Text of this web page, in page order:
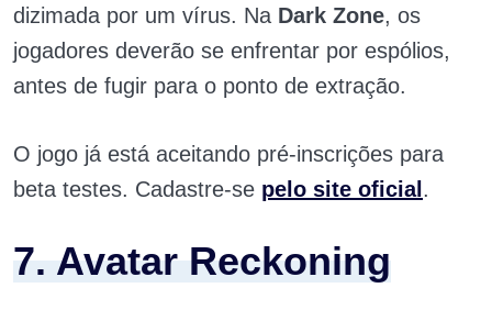
dizimada por um vírus. Na Dark Zone, os
jogadores deverão se enfrentar por espólios,
antes de fugir para o ponto de extração.
O jogo já está aceitando pré-inscrições para
beta testes. Cadastre-se pelo site oficial .
7. Avatar Reckoning